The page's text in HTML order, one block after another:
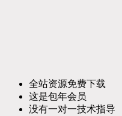
全站资源免费下载
这是包年会员
没有一对一技术指导